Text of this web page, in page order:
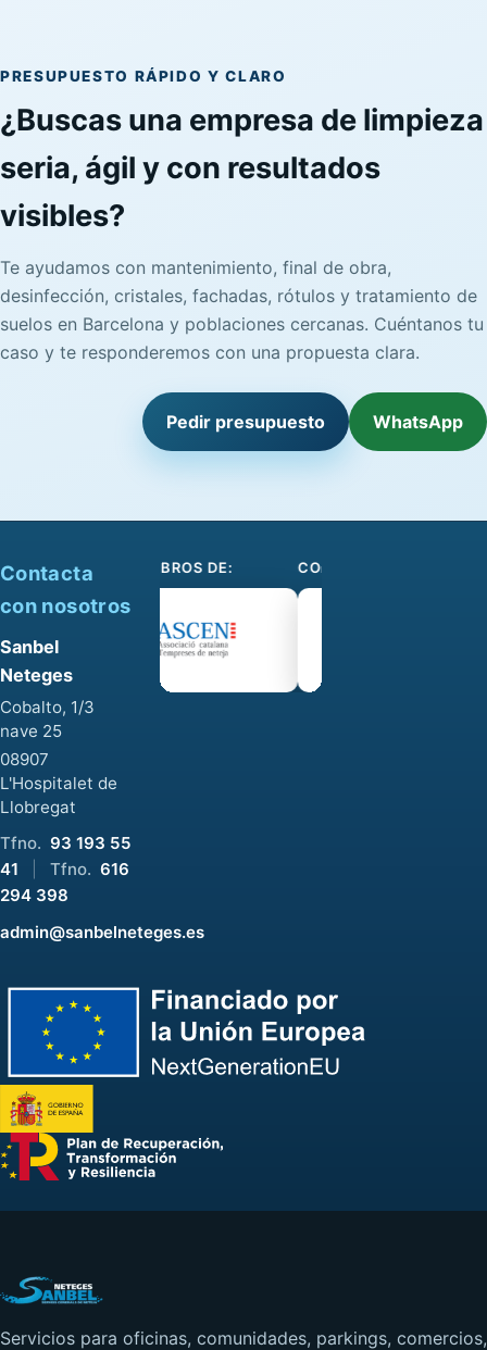
PRESUPUESTO RÁPIDO Y CLARO
¿Buscas una empresa de limpieza
seria, ágil y con resultados
visibles?
Te ayudamos con mantenimiento, final de obra,
desinfección, cristales, fachadas, rótulos y tratamiento de
suelos en Barcelona y poblaciones cercanas. Cuéntanos tu
caso y te responderemos con una propuesta clara.
Pedir presupuesto WhatsApp
Contacta
con nosotros
Sanbel
Neteges
Cobalto, 1/3
nave 25
08907
L'Hospitalet de
Llobregat
Tfno. 93 193 55
41
Tfno. 616
294 398
admin@sanbelneteges.es
SOMOS MIEMBROS DE: COLABORAMOS CON:
Servicios para oficinas, comunidades, parkings, comercios,